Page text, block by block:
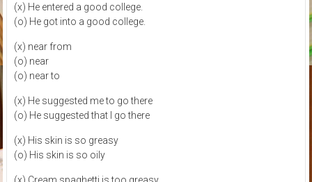
(x) He entered a good college.
(o) He got into a good college.
(x) near from
(o) near
(o) near to
(x) He suggested me to go there
(o) He suggested that I go there
(x) His skin is so greasy
(o) His skin is so oily
(x) Cream spaghetti is too greasy